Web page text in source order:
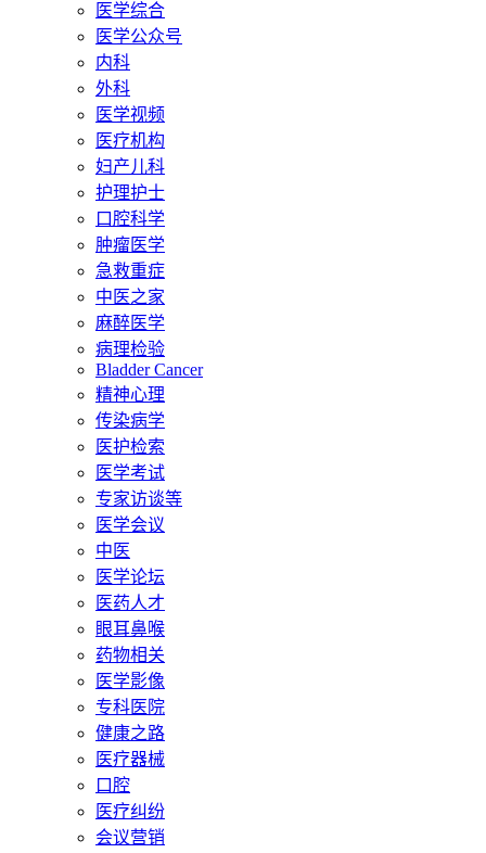
医学综合
医学公众号
内科
外科
医学视频
医疗机构
妇产儿科
护理护士
口腔科学
肿瘤医学
急救重症
中医之家
麻醉医学
病理检验
Bladder Cancer
精神心理
传染病学
医护检索
医学考试
专家访谈等
医学会议
中医
医学论坛
医药人才
眼耳鼻喉
药物相关
医学影像
专科医院
健康之路
医疗器械
口腔
医疗纠纷
会议营销